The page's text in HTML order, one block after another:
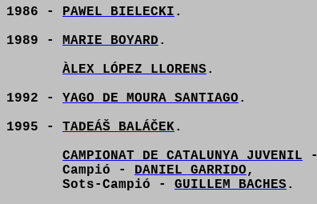
1986 - PAWEL BIELECKI .
1989 - MARIE BOYARD .
ÀLEX LÓPEZ LLORENS .
1992 - YAGO DE MOURA SANTIAGO .
1995 - TADEÁŠ BALÁČEK.
CAMPIONAT DE CATALUNYA JUVENIL -
Campió - DANIEL GARRIDO,
Sots-Campió - GUILLEM BACHES .